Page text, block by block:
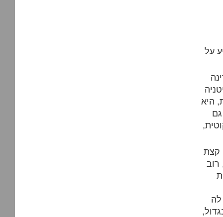
על
היא
קצת
לה